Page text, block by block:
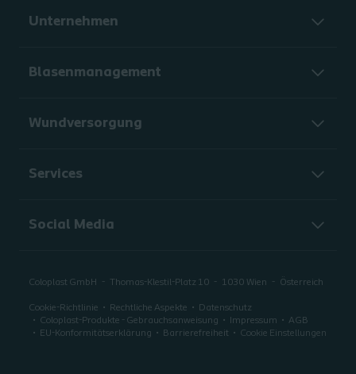
Unternehmen
Blasenmanagement
Wundversorgung
Services
Social Media
Coloplast GmbH Thomas-Klestil-Platz 10 1030 Wien Österreich
Cookie-Richtlinie Rechtliche Aspekte
Datenschutz
Coloplast-Produkte - Gebrauchsanweisung
Impressum
AGB
EU-Konformitätserklärung
Barrierefreiheit Cookie Einstellungen